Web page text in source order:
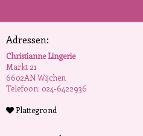
Adressen:
Christianne Lingerie
Markt 21
6602AN Wijchen
Telefoon: 024-6422936
Plattegrond